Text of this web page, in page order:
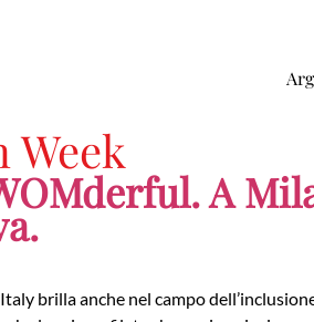
Week
A
brilla anche nel campo